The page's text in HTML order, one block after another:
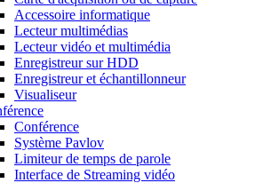
Accessoire informatique
Lecteur multimédias
Lecteur vidéo et multimédia
Enregistreur sur HDD
Enregistreur et échantillonneur
Visualiseur
Conférence
Système Pavlov
Limiteur de temps de parole
Interface de Streaming vidéo